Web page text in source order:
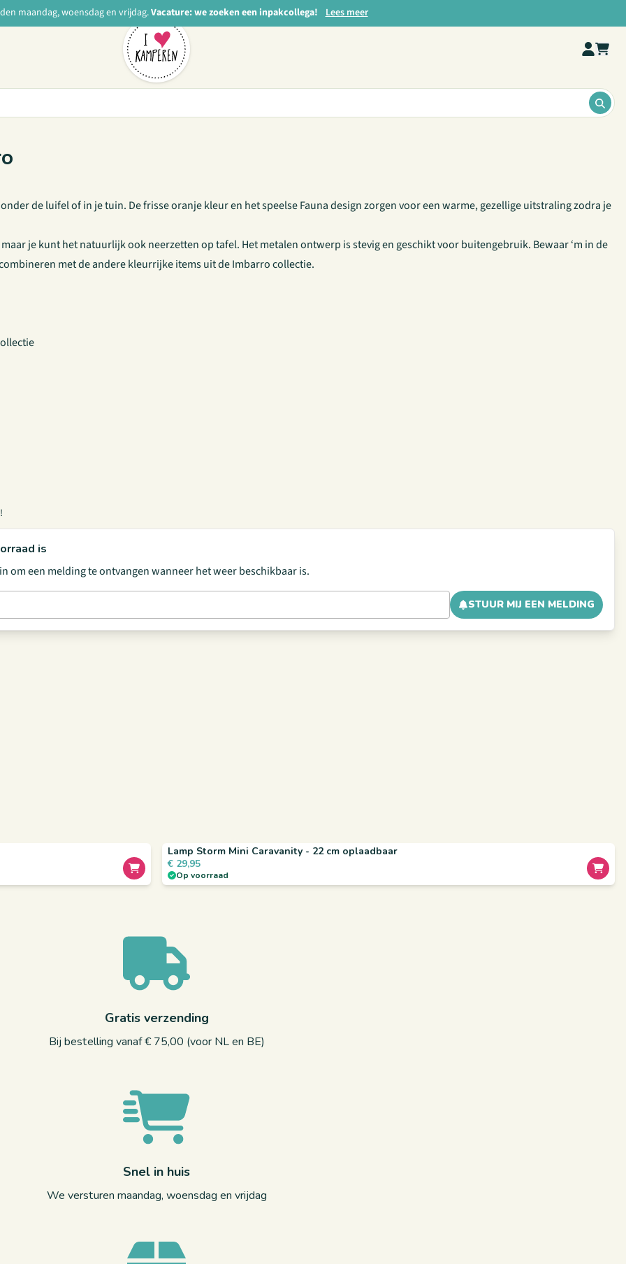
maandag, woensdag en vrijdag.Vacature: we zoeken een inpakcollega! Lees meer
de luifel of in je tuin. De frisse oranje kleur en het speelse Fauna design zorgen voor een warme, gezellige uitstraling zodra je
je kunt het natuurlijk ook neerzetten op tafel. Het metalen ontwerp is stevig en geschikt voor buitengebruik. Bewaar ‘m in de
met de andere kleurrijke items uit de Imbarro collectie.
is
om een melding te ontvangen wanneer het weer beschikbaar is.
STUUR MIJ EEN MELDING
Lamp Storm Mini Caravanity - 22 cm oplaadbaar
Op voorraad
€ 29,95
Gratis verzending
Bij bestelling vanaf € 75,00 (voor NL en BE)
Snel in huis
We versturen maandag, woensdag en vrijdag